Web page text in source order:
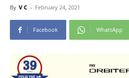
By V C - February 24, 2021
Facebook WhatsApp